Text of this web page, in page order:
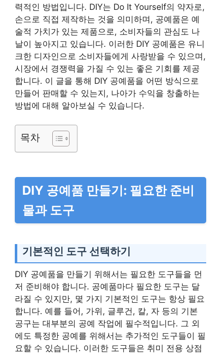
력적인 방법입니다. DIY는 Do It Yourself의 약자로,
손으로 직접 제작하는 것을 의미하며, 공예품은 예
술적 가치가 있는 제품으로, 소비자들의 관심도 나
날이 높아지고 있습니다. 이러한 DIY 공예품은 유니
크한 디자인으로 소비자들에게 사랑받을 수 있으며,
시장에서 경쟁력을 가질 수 있는 좋은 기회를 제공
합니다. 이 글을 통해 DIY 공예품을 어떤 방식으로
만들어 판매할 수 있는지, 나아가 수익을 창출하는
방법에 대해 알아보실 수 있습니다.
목차
DIY 공예품 만들기: 필요한 준비
물과 도구
기본적인 도구 선택하기
DIY 공예품을 만들기 위해서는 필요한 도구들을 먼
저 준비해야 합니다. 공예품마다 필요한 도구는 달
라질 수 있지만, 몇 가지 기본적인 도구는 항상 필요
합니다. 예를 들어, 가위, 글루건, 칼, 자 등의 기본
공구는 대부분의 공예 작업에 필수적입니다. 그 외
에도 특정한 공예를 위해서는 추가적인 도구들이 필
요할 수 있습니다. 이러한 도구들은 취미 전용 상점